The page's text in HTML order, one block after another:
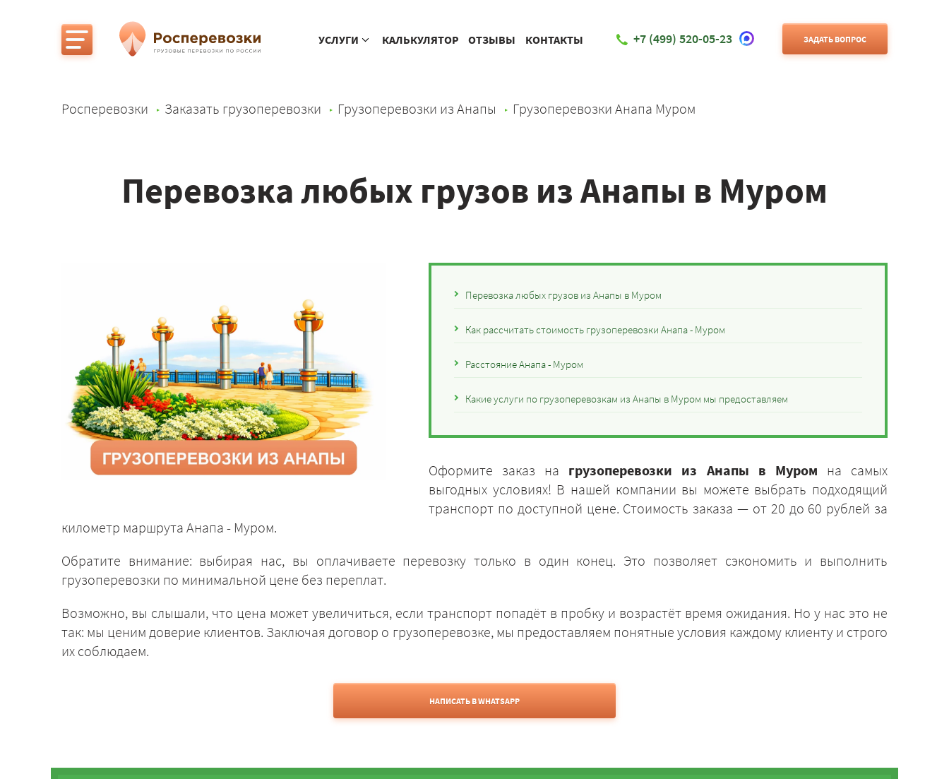
УСЛУГИ КАЛЬКУЛЯТОР ОТЗЫВЫ КОНТАКТЫ +7 (499) 520-05-23 ЗАДАТЬ ВОПРОС
Росперевозки Заказать грузоперевозки Грузоперевозки из Анапы Грузоперевозки Анапа Муром
Перевозка любых грузов из Анапы в Муром
Перевозка любых грузов из Анапы в Муром
Как рассчитать стоимость грузоперевозки Анапа - Муром
Расстояние Анапа - Муром
Какие услуги по грузоперевозкам из Анапы в Муром мы предоставляем
Оформите заказ на грузоперевозки из Анапы в Муром на самых
выгодных условиях! В нашей компании вы можете выбрать подходящий
транспорт по доступной цене. Стоимость заказа — от 20 до 60 рублей за
километр маршрута Анапа - Муром.
Обратите внимание: выбирая нас, вы оплачиваете перевозку только в один конец. Это позволяет сэкономить и выполнить
грузоперевозки по минимальной цене без переплат.
Возможно, вы слышали, что цена может увеличиться, если транспорт попадёт в пробку и возрастёт время ожидания. Но у нас это не
так: мы ценим доверие клиентов. Заключая договор о грузоперевозке, мы предоставляем понятные условия каждому клиенту и строго
их соблюдаем.
НАПИСАТЬ В WHATSAPP